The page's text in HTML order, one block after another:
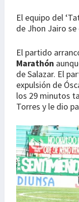
El equipo del
de Jhon Jairo
El partido
Marathón
de Salazar. El
expulsión de
los 29 minutos
Torres y le dio